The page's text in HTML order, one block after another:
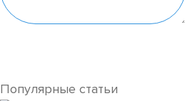
Популярные статьи